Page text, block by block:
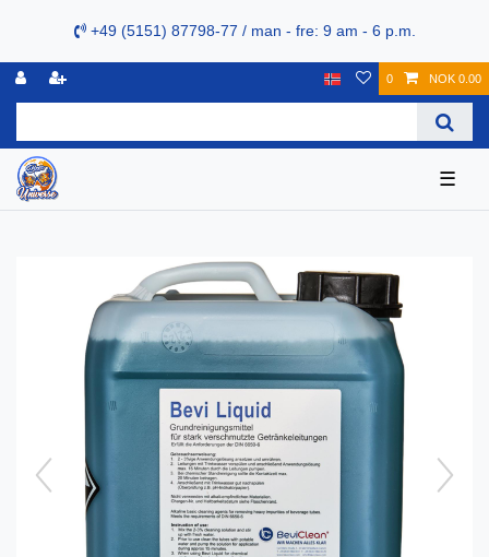
+49 (5151) 87798-77 / man - fre: 9 am - 6 p.m.
0 NOK 0.00
☰